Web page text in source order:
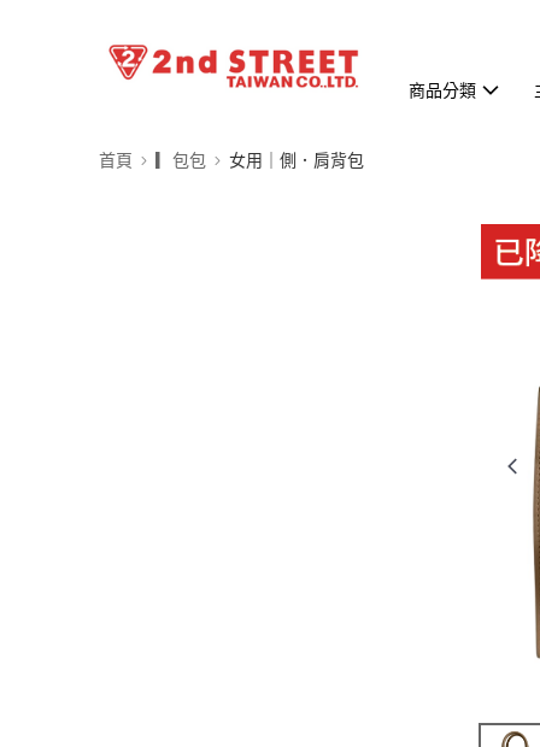
商品分類
首頁 ▎包包 女用｜側．肩背包